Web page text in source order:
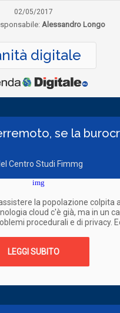
02/05/2017
Alessandro Longo
digitale
se la
Centro Studi Fimmg
la popolazione colpita
cloud c'è già, ma in un
procedurali e di privacy.
LEGGI SUBITO